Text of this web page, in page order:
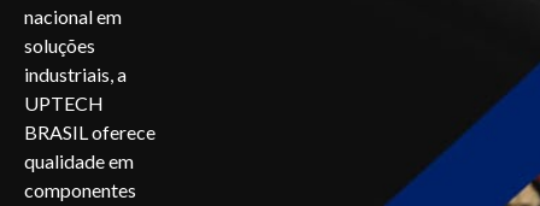
nacional em
soluções
industriais, a
UPTECH
BRASIL oferece
qualidade em
componentes